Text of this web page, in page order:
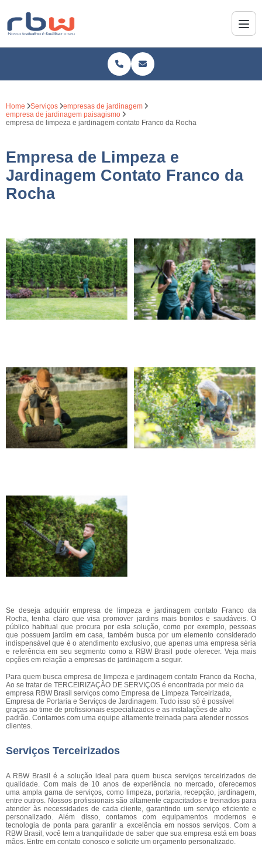
Home Serviços
empresas de jardinagem
empresa de jardinagem paisagismo
empresa de limpeza e jardinagem contato Franco da Rocha
Empresa de Limpeza e
Jardinagem Contato Franco da
Rocha
Se deseja adquirir empresa de limpeza e jardinagem contato Franco da
Rocha, tenha claro que visa promover jardins mais bonitos e saudáveis. O
público habitual que procura por esta solução, como por exemplo, pessoas
que possuem jardim em casa, também busca por um elemento considerado
indispensável que é o atendimento exclusivo, que apenas uma empresa séria
e referência em seu segmento como a RBW Brasil pode oferecer. Veja mais
opções em relação a empresas de jardinagem a seguir.
Para quem busca empresa de limpeza e jardinagem contato Franco da Rocha,
Ao se tratar de TERCEIRIZAÇÃO DE SERVIÇOS é encontrada por meio da
empresa RBW Brasil serviços como Empresa de Limpeza Terceirizada,
Empresa de Portaria e Serviços de Jardinagem. Tudo isso só é possível
graças ao time de profissionais especializados e as instalações de alto
padrão. Contamos com uma equipe altamente treinada para atender nossos
clientes.
Serviços Terceirizados
A RBW Brasil é a solução ideal para quem busca serviços terceirizados de
qualidade. Com mais de 10 anos de experiência no mercado, oferecemos
uma ampla gama de serviços, como limpeza, portaria, recepção, jardinagem,
entre outros. Nossos profissionais são altamente capacitados e treinados para
atender às necessidades de cada cliente, garantindo um serviço eficiente e
personalizado. Além disso, contamos com equipamentos modernos e
tecnologia de ponta para garantir a excelência em nossos serviços. Com a
RBW Brasil, você tem a tranquilidade de saber que sua empresa está em boas
mãos. Entre em contato conosco e solicite um orçamento personalizado.